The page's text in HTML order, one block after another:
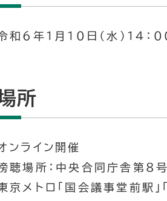
和６年１月１０日（水）１４：０
所
ンライン開催
聴場所：中央合同庁舎第８
京メトロ「国会議事堂前駅」